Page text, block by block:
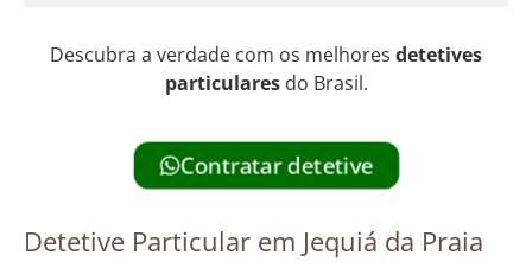
Descubra a verdade com os melhores detetives
particularesdo Brasil.
Contratar detetive
Detetive Particular em Jequiá da Praia